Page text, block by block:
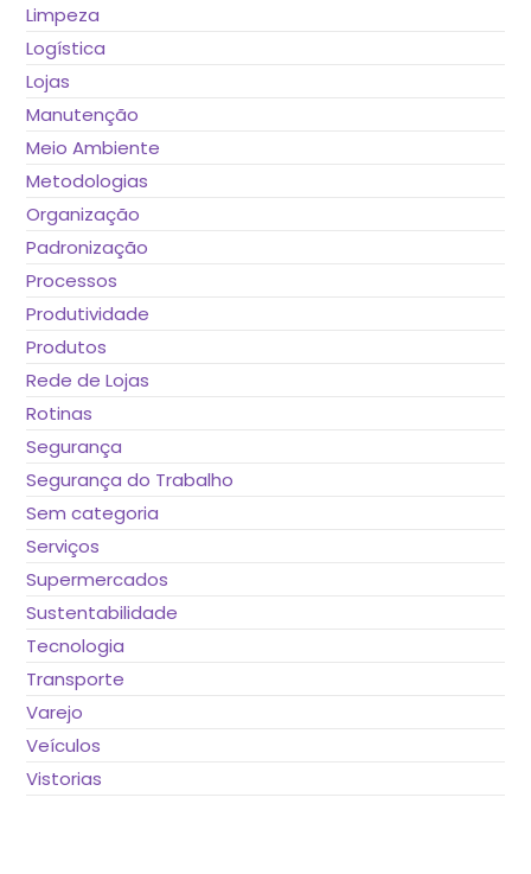
Limpeza
Logística
Lojas
Manutenção
Meio Ambiente
Metodologias
Organização
Padronização
Processos
Produtividade
Produtos
Rede de Lojas
Rotinas
Segurança
Segurança do Trabalho
Sem categoria
Serviços
Supermercados
Sustentabilidade
Tecnologia
Transporte
Varejo
Veículos
Vistorias